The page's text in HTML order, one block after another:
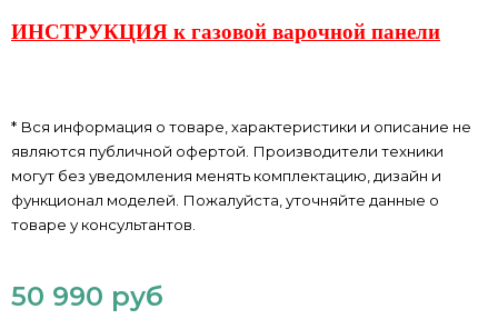
ИНСТРУКЦИЯ к газовой варочной панели
* Вся информация о товаре, характеристики и описание не
являются публичной офертой. Производители техники
могут без уведомления менять комплектацию, дизайн и
функционал моделей. Пожалуйста, уточняйте данные о
товаре у консультантов.
50 990 руб